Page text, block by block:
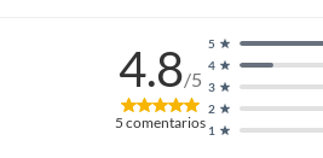
4.8/5
5 comentarios 1
2
3
4
5